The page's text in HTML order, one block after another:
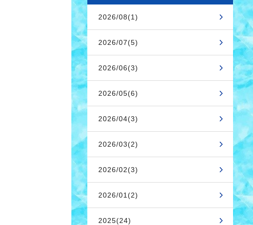
2026/08(1)
2026/07(5)
2026/06(3)
2026/05(6)
2026/04(3)
2026/03(2)
2026/02(3)
2026/01(2)
2025(24)